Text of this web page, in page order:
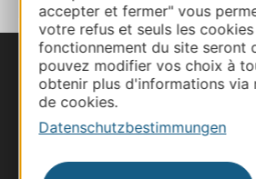
accepter et fermer" vous
votre refus et seuls les cookies
fonctionnement du site seront
pouvez modifier vos choix à
obtenir plus d'informations via
de cookies.
Datenschutzbestimmungen